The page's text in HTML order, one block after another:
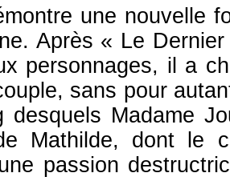
une nouvelle
Après « Le
personnages, il a
sans pour
desquels Madame
Mathilde, dont le
passion